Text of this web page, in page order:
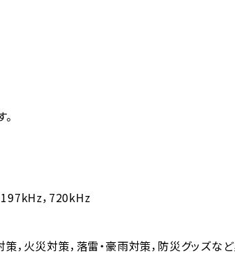
，720kHz
策，火災対策，落雷・豪雨対策，防災グッズな